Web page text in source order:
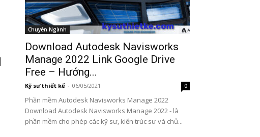
Chuyên Ngành
Download Autodesk Navisworks
Manage 2022 Link Google Drive
Free – Hướng...
Kỹ sư thiết kế - 06/05/2021 0
Phần mềm Autodesk Navisworks Manage 2022
Download Autodesk Navisworks Manage 2022 - là
phần mềm cho phép các kỹ sư, kiến ​​trúc sư và chủ...